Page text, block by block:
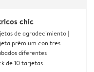
chic
de agradecimiento |
prémium con tres
diferentes
de 10 tarjetas